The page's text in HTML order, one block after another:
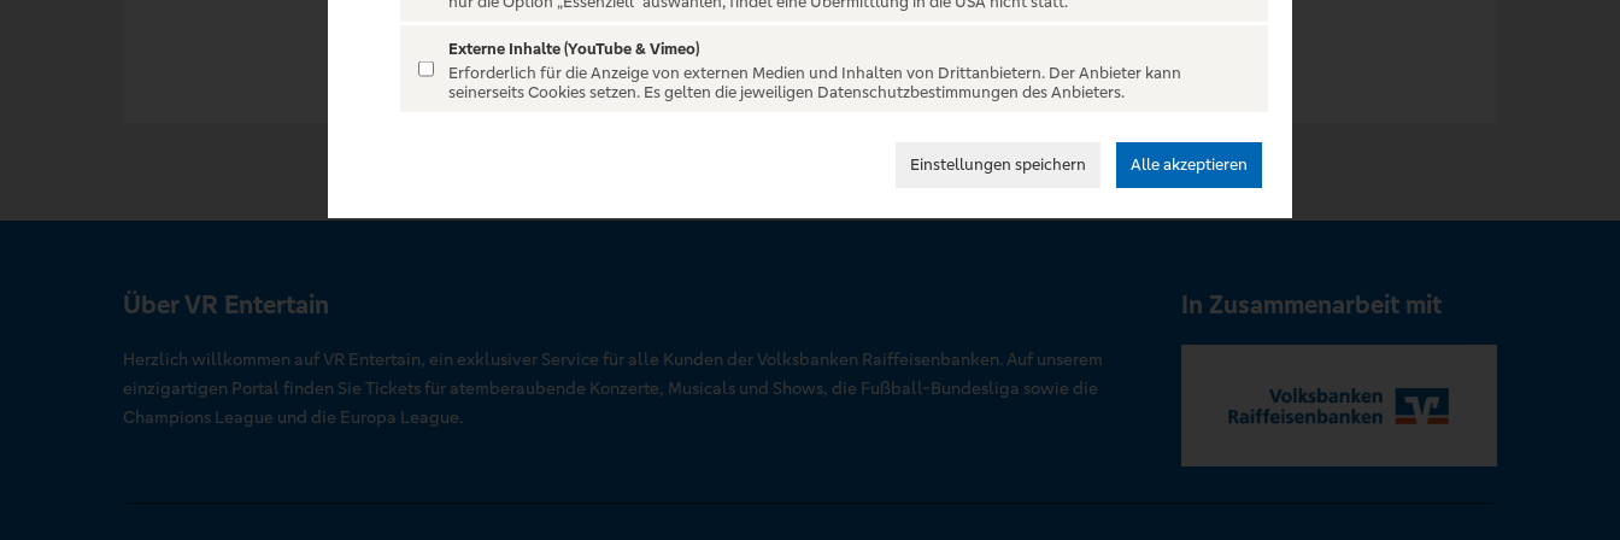
Über VR Entertain
Herzlich willkommen auf VR Entertain, ein exklusiver Service für alle Kunden der Volksbanken Raiffeisenbanken. Auf unserem
einzigartigen Portal finden Sie Tickets für atemberaubende Konzerte, Musicals und Shows, die Fußball-Bundesliga sowie die
Champions League und die Europa League.
In Zusammenarbeit mit
Externe Inhalte (YouTube & Vimeo)
Erforderlich für die Anzeige von externen Medien und Inhalten von Drittanbietern. Der Anbieter kann
seinerseits Cookies setzen. Es gelten die jeweiligen Datenschutzbestimmungen des Anbieters.
Einstellungen speichern Alle akzeptieren